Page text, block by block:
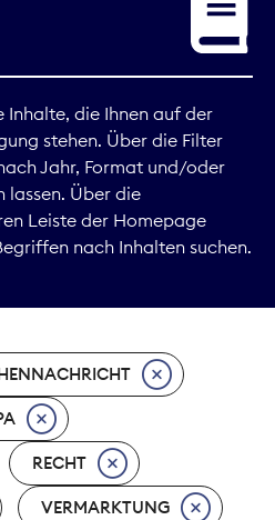
Award
Inhalte, die Ihnen auf der
stehen. Über die Filter
Jahr, Format und/oder
lassen. Über die
Leiste der Homepage
nach Inhalten suchen.
RECHT
VERMARKTUNG